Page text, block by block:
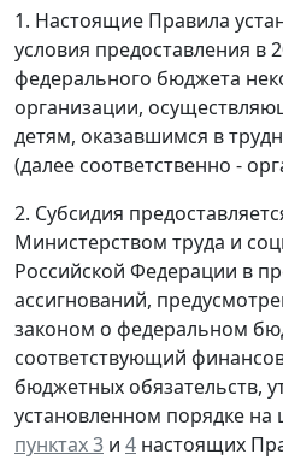
1. Настоящие Правила
условия предоставления в
федерального бюджета
организации,
детям, оказавшимся в
(далее соответственно -
2. Субсидия
Министерством труда и
Российской Федерации в
ассигнований,
законом о федеральном
соответствующий
бюджетных обязательств,
установленном порядке на
пунктах 3 и 4 настоящих